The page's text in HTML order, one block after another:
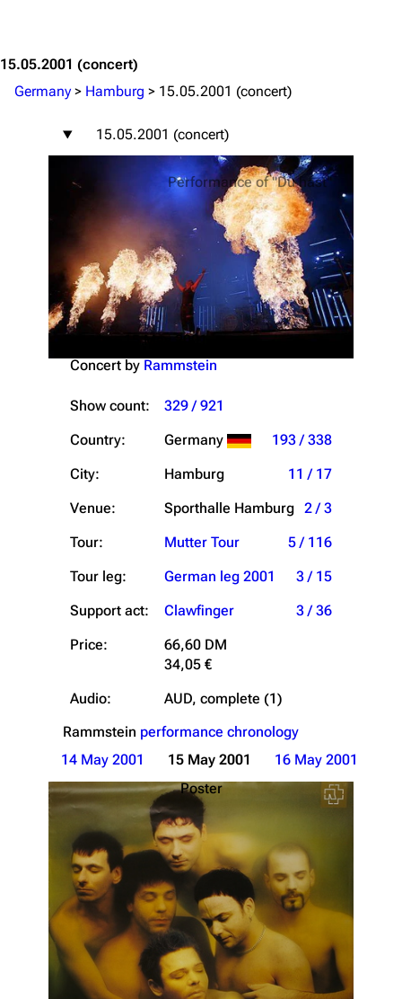
15.05.2001 (concert)
Germany > Hamburg > 15.05.2001 (concert)
15.05.2001 (concert)
Performance of "Du hast"
Tuesday, 15 May 2001
Concert by Rammstein
Show count:
329 / 921
Country:
Germany
193 / 338
City:
Hamburg
11 / 17
Venue:
Sporthalle Hamburg 2 / 3
Tour:
Mutter Tour
5 / 116
Tour leg:
German leg 2001
3 / 15
Support act:
Clawfinger
3 / 36
Price:
66,60 DM
34,05 €
Audio:
AUD, complete (1)
Rammstein performance chronology
14 May 2001
15 May 2001
16 May 2001
Poster